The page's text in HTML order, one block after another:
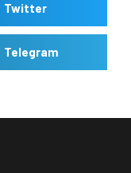
Twitter
Telegram